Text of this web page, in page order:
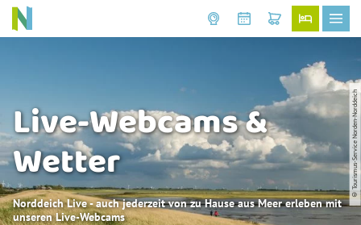
© Tourismus-Service Norden-Norddeich
Live-Webcams &
Wetter
Norddeich Live - auch jederzeit von zu Hause aus Meer erleben mit
unseren Live-Webcams